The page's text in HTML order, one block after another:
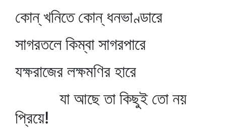
কোন্‌ খনিতে কোন্‌ ধনভাণ্ডারে
সাগরতলে কিম্বা সাগরপারে
যক্ষরাজের লক্ষমণির হারে
যা আছে তা কিছুই তো নয়
প্রিয়ে!